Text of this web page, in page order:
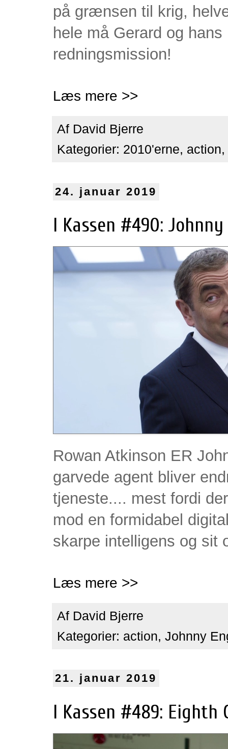
på grænsen til krig,
hele må Gerard og
redningsmission!
Læs mere >>
Af David Bjerre
Kategorier: 2010'erne, action,
24. januar 2019
I Kassen #490:
Rowan Atkinson ER
garvede agent bliver
tjeneste.... mest fordi
mod en formidabel
skarpe intelligens og
Læs mere >>
Af David Bjerre
Kategorier: action, Johnny
21. januar 2019
I Kassen #489: Eighth